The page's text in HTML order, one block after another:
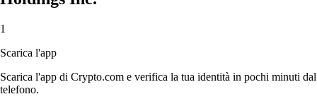
1
Scarica l'app
Scarica l'app di Crypto.com e verifica la tua identità in pochi minuti dal
telefono.